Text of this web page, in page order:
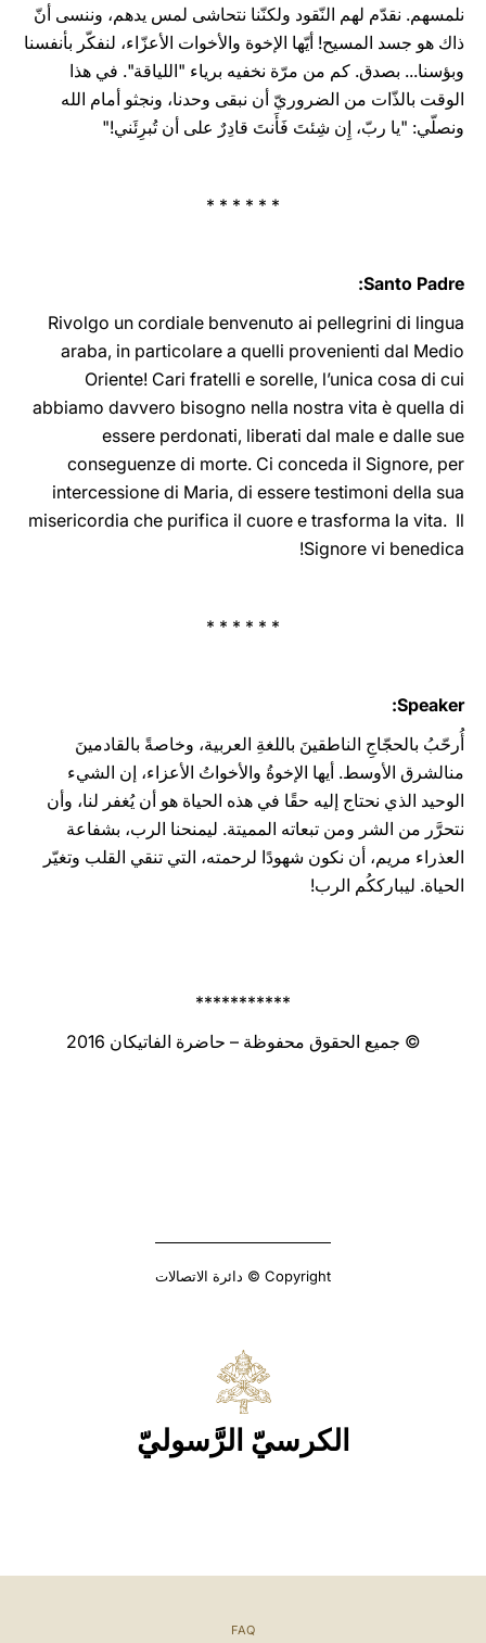
نلمسهم. نقدّم لهم النّقود ولكنّنا نتحاشى لمس يدهم، وننسى أنّ
ذاك هو جسد المسيح! أيّها الإخوة والأخوات الأعزّاء، لنفكّر بأنفسنا
وبؤسنا... بصدق. كم من مرّة نخفيه برياء "اللياقة". في هذا
الوقت بالذّات من الضروريّ أن نبقى وحدنا، ونجثو أمام الله
ونصلّي: "يا ربّ، إِن شِئتَ فَأَنتَ قادِرٌ على أن تُبرِئَني!"
* * * * * *
Santo Padre:
Rivolgo un cordiale benvenuto ai pellegrini di lingua
araba, in particolare a quelli provenienti dal Medio
Oriente! Cari fratelli e sorelle, l’unica cosa di cui
abbiamo davvero bisogno nella nostra vita è quella di
essere perdonati, liberati dal male e dalle sue
conseguenze di morte. Ci conceda il Signore, per
intercessione di Maria, di essere testimoni della sua
misericordia che purifica il cuore e trasforma la vita. Il
Signore vi benedica!
* * * * * *
Speaker:
أُرحّبُ بالحجّاجِ الناطقينَ باللغةِ العربية، وخاصةً بالقادمينَ
منالشرق الأوسط. أيها الإخوةُ والأخواتُ الأعزاء، إن الشيء
الوحيد الذي نحتاج إليه حقًا في هذه الحياة هو أن يُغفر لنا، وأن
نتحرَّر من الشر ومن تبعاته المميتة. ليمنحنا الرب، بشفاعة
العذراء مريم، أن نكون شهودًا لرحمته، التي تنقي القلب وتغيّر
الحياة. ليبارككُم الرب!
***********
© جميع الحقوق محفوظة – حاضرة الفاتيكان 2016
Copyright © دائرة الاتصالات
الكرسيّ الرَّسوليّ
FAQ